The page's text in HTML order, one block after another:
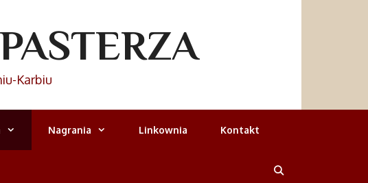
Karbiu
Nagrania Linkownia Kontakt